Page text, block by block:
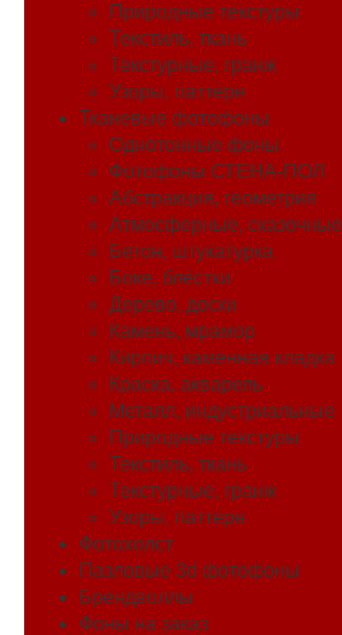
Природные текстуры
Текстиль, ткань
Текстурные, гранж
Узоры, паттерн
Тканевые фотофоны
Однотонные фоны
Фотофоны СТЕНА-ПОЛ
Абстракция, геометрия
Атмосферные, сказочные
Бетон, штукатурка
Боке, блёстки
Дерево, доски
Камень, мрамор
Кирпич, каменная кладка
Краска, акварель
Металл, индустриальные
Природные текстуры
Текстиль, ткань
Текстурные, гранж
Узоры, паттерн
Фотохолст
Пазловые 3d фотофоны
Брендволлы
Фоны на заказ